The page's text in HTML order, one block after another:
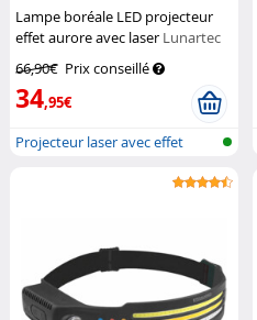
Lampe boréale LED projecteur
effet aurore avec laser Lunartec
66,90€ Prix conseillé
34,95€
Projecteur laser avec effet